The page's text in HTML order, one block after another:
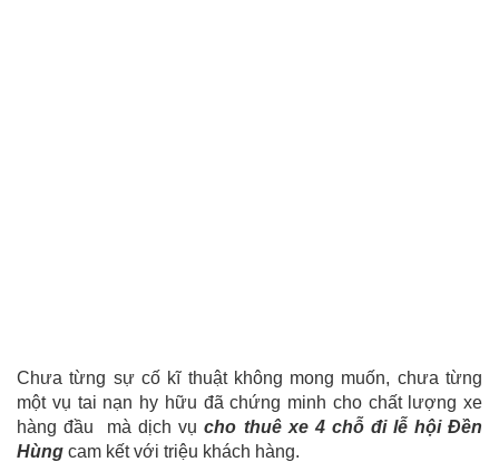
Chưa từng sự cố kĩ thuật không mong muốn, chưa từng
một vụ tai nạn hy hữu đã chứng minh cho chất lượng xe
hàng đầu mà dịch vụ cho thuê xe 4 chỗ đi lễ hội Đền
Hùng cam kết với triệu khách hàng.